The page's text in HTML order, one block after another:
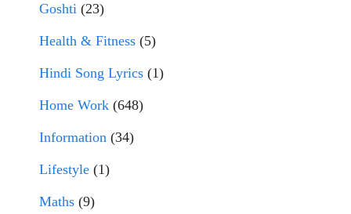
Goshti (23)
Health & Fitness (5)
Hindi Song Lyrics (1)
Home Work (648)
Information (34)
Lifestyle (1)
Maths (9)